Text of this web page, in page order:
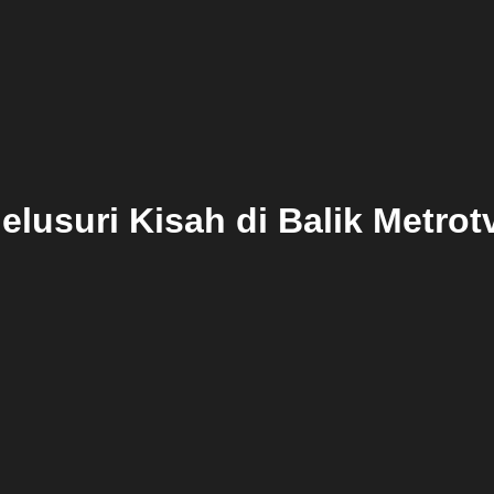
Kisah di Balik